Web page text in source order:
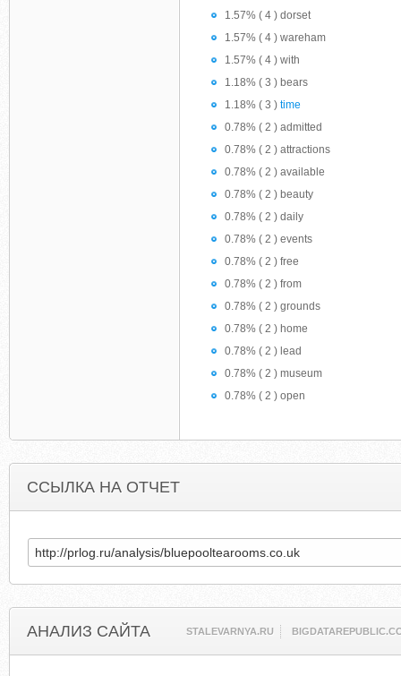
1.57% ( 4 ) dorset
1.57% ( 4 ) wareham
1.57% ( 4 ) with
1.18% ( 3 ) bears
1.18% ( 3 ) time
0.78% ( 2 ) admitted
0.78% ( 2 ) attractions
0.78% ( 2 ) available
0.78% ( 2 ) beauty
0.78% ( 2 ) daily
0.78% ( 2 ) events
0.78% ( 2 ) free
0.78% ( 2 ) from
0.78% ( 2 ) grounds
0.78% ( 2 ) home
0.78% ( 2 ) lead
0.78% ( 2 ) museum
0.78% ( 2 ) open
ССЫЛКА НА ОТЧЕТ
АНАЛИЗ САЙТА STALEVARNYA.RU